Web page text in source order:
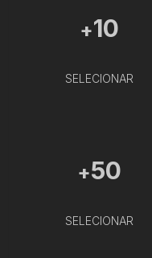
+10
SELECIONAR
+50
SELECIONAR